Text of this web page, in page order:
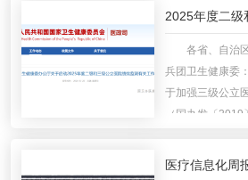
年建成健康中国
各省、自治
兵团卫生健康委
于加强三级公立
（国办发〔
强二级公立医院